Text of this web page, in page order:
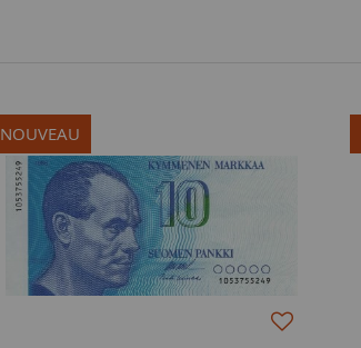
NOUVEAU